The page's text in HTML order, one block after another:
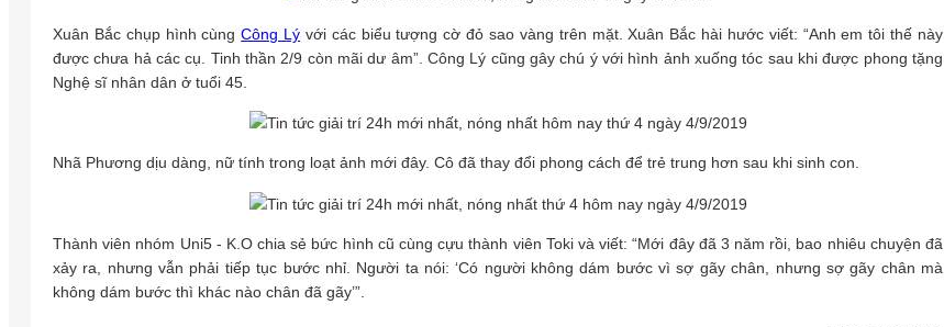
Xuân Bắc chụp hình cùngCông Lý với các biểu tượng cờ đỏ sao vàng trên mặt. Xuân Bắc hài hước viết: “Anh em tôi thế này
được chưa hả các cụ. Tinh thần 2/9 còn mãi dư âm”. Công Lý cũng gây chú ý với hình ảnh xuống tóc sau khi được phong tặng
Nghệ sĩ nhân dân ở tuổi 45.
Nhã Phương dịu dàng, nữ tính trong loạt ảnh mới đây. Cô đã thay đổi phong cách để trẻ trung hơn sau khi sinh con.
Thành viên nhóm Uni5 - K.O chia sẻ bức hình cũ cùng cựu thành viên Toki và viết: “Mới đây đã 3 năm rồi, bao nhiêu chuyện đã
xảy ra, nhưng vẫn phải tiếp tục bước nhỉ. Người ta nói: ‘Có người không dám bước vì sợ gãy chân, nhưng sợ gãy chân mà
không dám bước thì khác nào chân đã gãy’”.